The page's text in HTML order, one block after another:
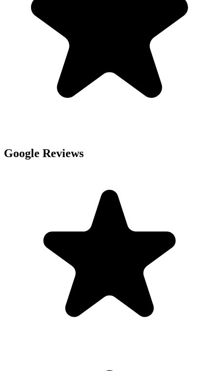
Google Reviews